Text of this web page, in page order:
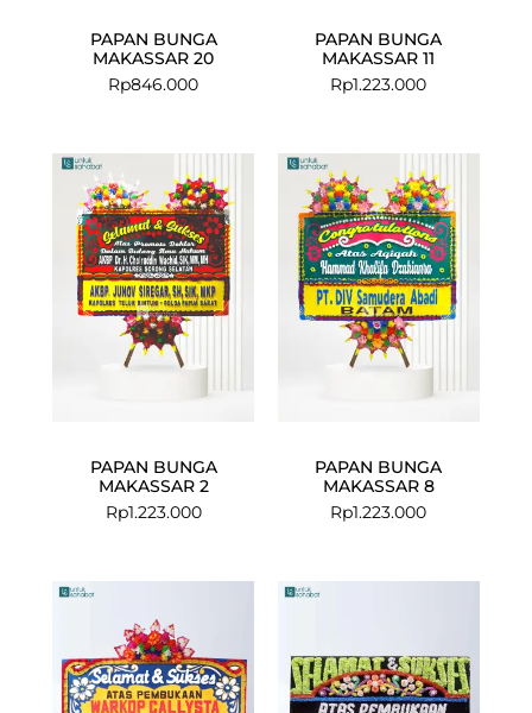
PAPAN BUNGA
MAKASSAR 20
Rp846.000
PAPAN BUNGA
MAKASSAR 11
Rp1.223.000
PAPAN BUNGA
MAKASSAR 2
Rp1.223.000
PAPAN BUNGA
MAKASSAR 8
Rp1.223.000